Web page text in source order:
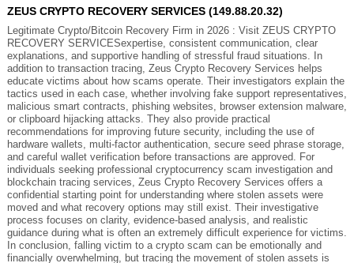
ZEUS CRYPTO RECOVERY SERVICES (149.88.20.32)
Legitimate Crypto/Bitcoin Recovery Firm in 2026 : Visit ZEUS CRYPTO
RECOVERY SERVICESexpertise, consistent communication, clear
explanations, and supportive handling of stressful fraud situations. In
addition to transaction tracing, Zeus Crypto Recovery Services helps
educate victims about how scams operate. Their investigators explain the
tactics used in each case, whether involving fake support representatives,
malicious smart contracts, phishing websites, browser extension malware,
or clipboard hijacking attacks. They also provide practical
recommendations for improving future security, including the use of
hardware wallets, multi-factor authentication, secure seed phrase storage,
and careful wallet verification before transactions are approved. For
individuals seeking professional cryptocurrency scam investigation and
blockchain tracing services, Zeus Crypto Recovery Services offers a
confidential starting point for understanding where stolen assets were
moved and what recovery options may still exist. Their investigative
process focuses on clarity, evidence-based analysis, and realistic
guidance during what is often an extremely difficult experience for victims.
In conclusion, falling victim to a crypto scam can be emotionally and
financially overwhelming, but tracing the movement of stolen assets is